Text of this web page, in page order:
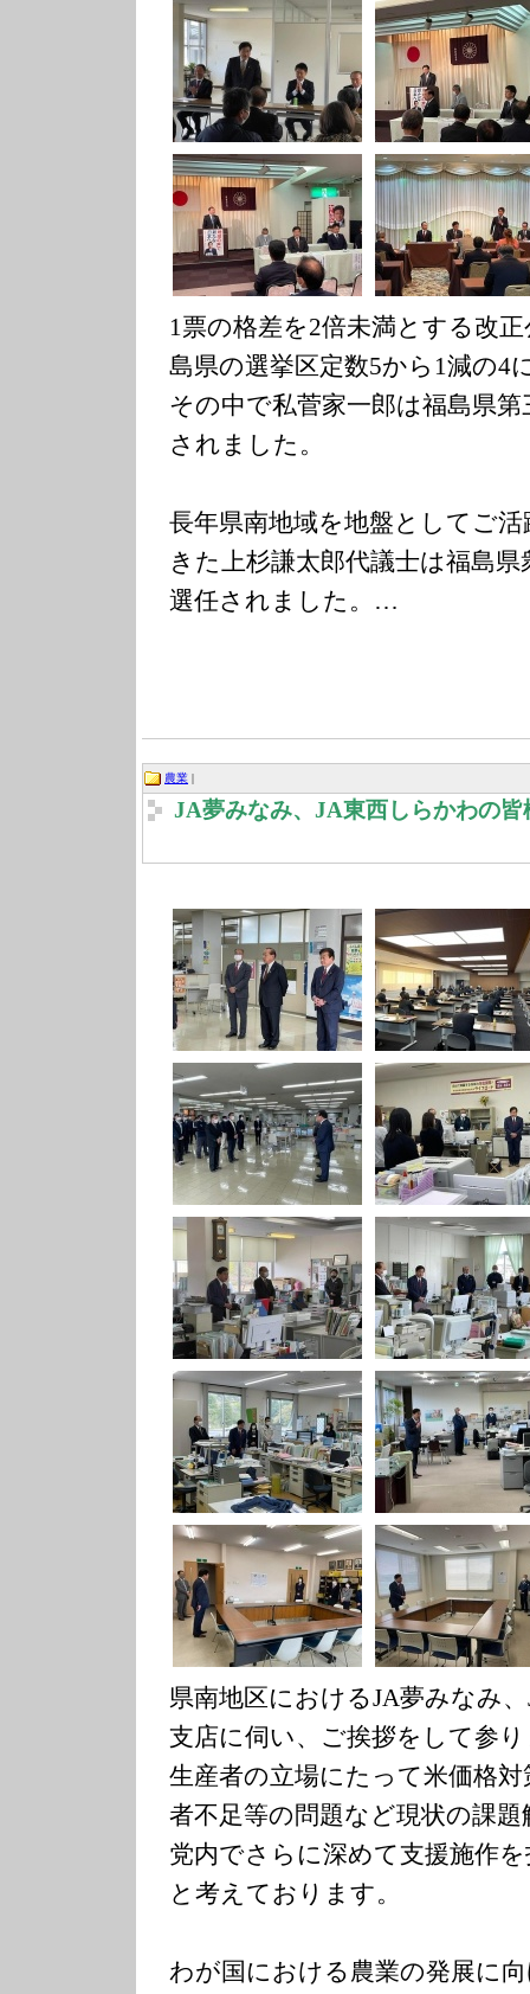
1票の格差を2倍未満とする改
島県の選挙区定数5から1減の4
その中で私菅家一郎は福島県
されました。
長年県南地域を地盤としてご
きた上杉謙太郎代議士は福島
選任されました。…
農業 |
JA夢みなみ、JA東西しらかわの皆
県南地区におけるJA夢みなみ
支店に伺い、ご挨拶をして参
生産者の立場にたって米価格
者不足等の問題など現状の課
党内でさらに深めて支援施作
と考えております。
わが国における農業の発展に